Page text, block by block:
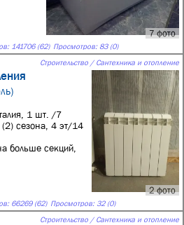
7 фото
141706 (62) Просмотров: 83 (0)
Строительство / Сантехника и отопление
2 фото
1 шт. /7
(2) сезона, 4 эт/14
больше секций,
66269 (62) Просмотров: 32 (0)
Строительство / Сантехника и отопление